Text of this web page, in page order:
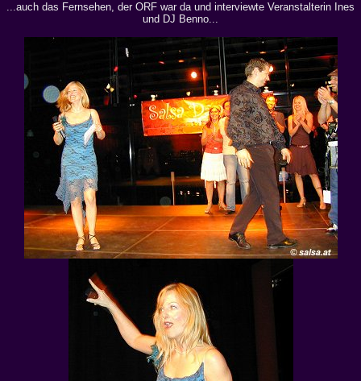
...auch das Fernsehen, der ORF war da und interviewte Veranstalterin Ines
und DJ Benno...